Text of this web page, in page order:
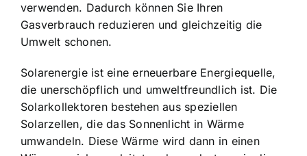
verwenden. Dadurch können Sie Ihren
Gasverbrauch reduzieren und gleichzeitig die
Umwelt schonen.
Solarenergie ist eine erneuerbare Energiequelle,
die unerschöpflich und umweltfreundlich ist. Die
Solarkollektoren bestehen aus speziellen
Solarzellen, die das Sonnenlicht in Wärme
umwandeln. Diese Wärme wird dann in einen